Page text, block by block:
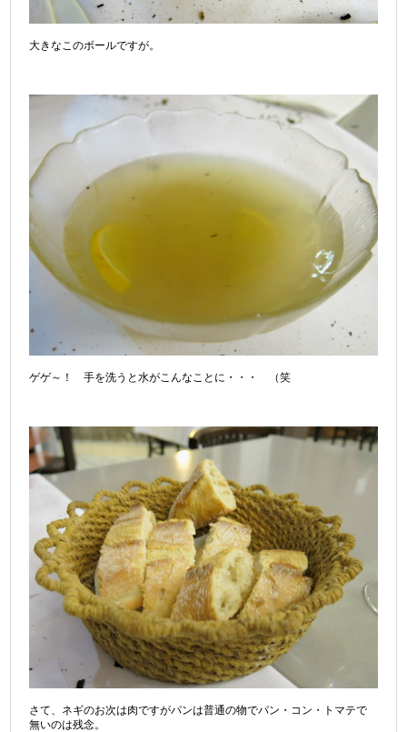
大きなこのボールですが。
ゲゲ～！ 手を洗うと水がこんなことに・・・ （笑
さて、ネギのお次は肉ですがパンは普通の物でパン・コン・トマテで
無いのは残念。